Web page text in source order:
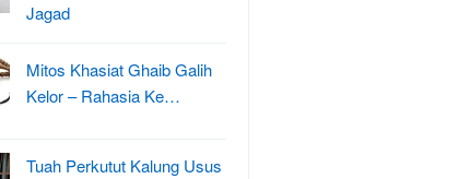
Jagad
Mitos Khasiat Ghaib Galih
Kelor – Rahasia Ke…
Tuah Perkutut Kalung Usus